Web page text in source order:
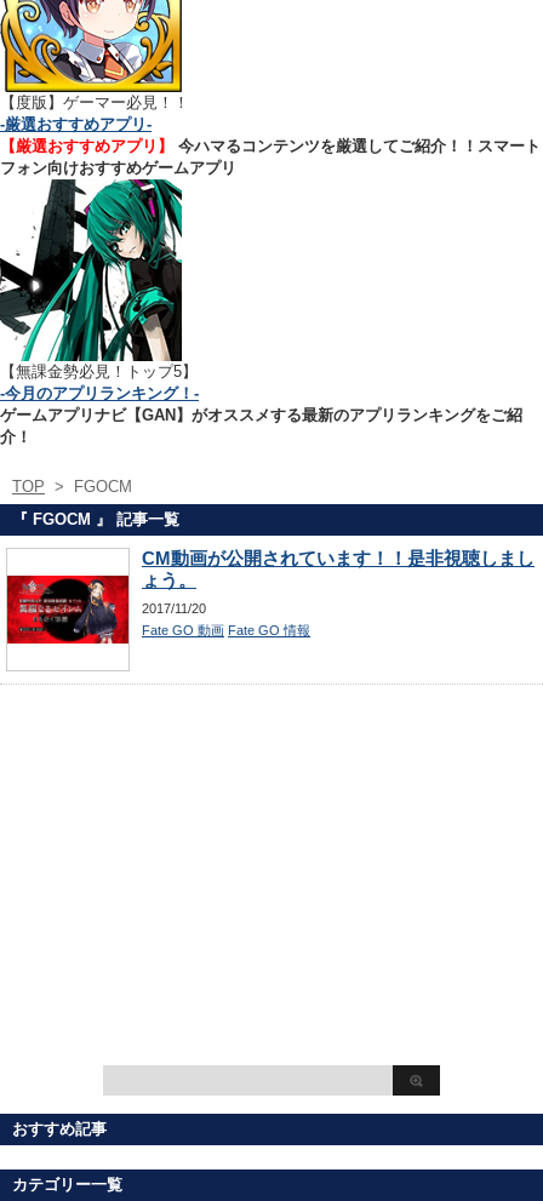
【 度版】ゲーマー必見！！
-厳選おすすめアプリ-
【厳選おすすめアプリ】
今ハマるコンテンツを厳選してご紹介！！スマート
フォン向けおすすめゲームアプリ
【無課金勢必見！トップ5】
-今月のアプリランキング！-
ゲームアプリナビ【GAN】がオススメする最新のアプリランキングをご紹
介！
TOP >
FGOCM
『 FGOCM 』 記事一覧
CM動画が公開されています！！是非視聴しまし
ょう。
2017/11/20
Fate GO 動画 Fate GO 情報
おすすめ記事
カテゴリー一覧